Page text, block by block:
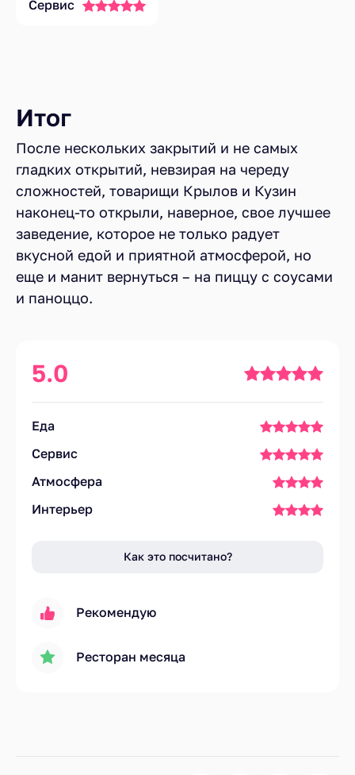
Сервис
Итог
После нескольких закрытий и не самых
гладких открытий, невзирая на череду
сложностей, товарищи Крылов и Кузин
наконец-то открыли, наверное, свое лучшее
заведение, которое не только радует
вкусной едой и приятной атмосферой, но
еще и манит вернуться – на пиццу с соусами
и паноццо.
5.0
Еда
Сервис
Атмосфера
Интерьер
Как это посчитано?
Рекомендую
Ресторан месяца